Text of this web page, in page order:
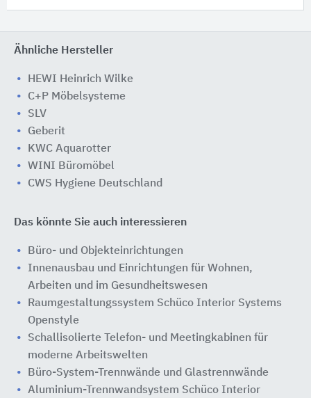
Ähnliche Hersteller
HEWI Heinrich Wilke
C+P Möbelsysteme
SLV
Geberit
KWC Aquarotter
WINI Büromöbel
CWS Hygiene Deutschland
Das könnte Sie auch interessieren
Büro- und Objekteinrichtungen
Innenausbau und Einrichtungen für Wohnen,
Arbeiten und im Gesundheitswesen
Raumgestaltungssystem Schüco Interior Systems
Openstyle
Schallisolierte Telefon- und Meetingkabinen für
moderne Arbeitswelten
Büro-System-Trennwände und Glastrennwände
Aluminium-Trennwandsystem Schüco Interior